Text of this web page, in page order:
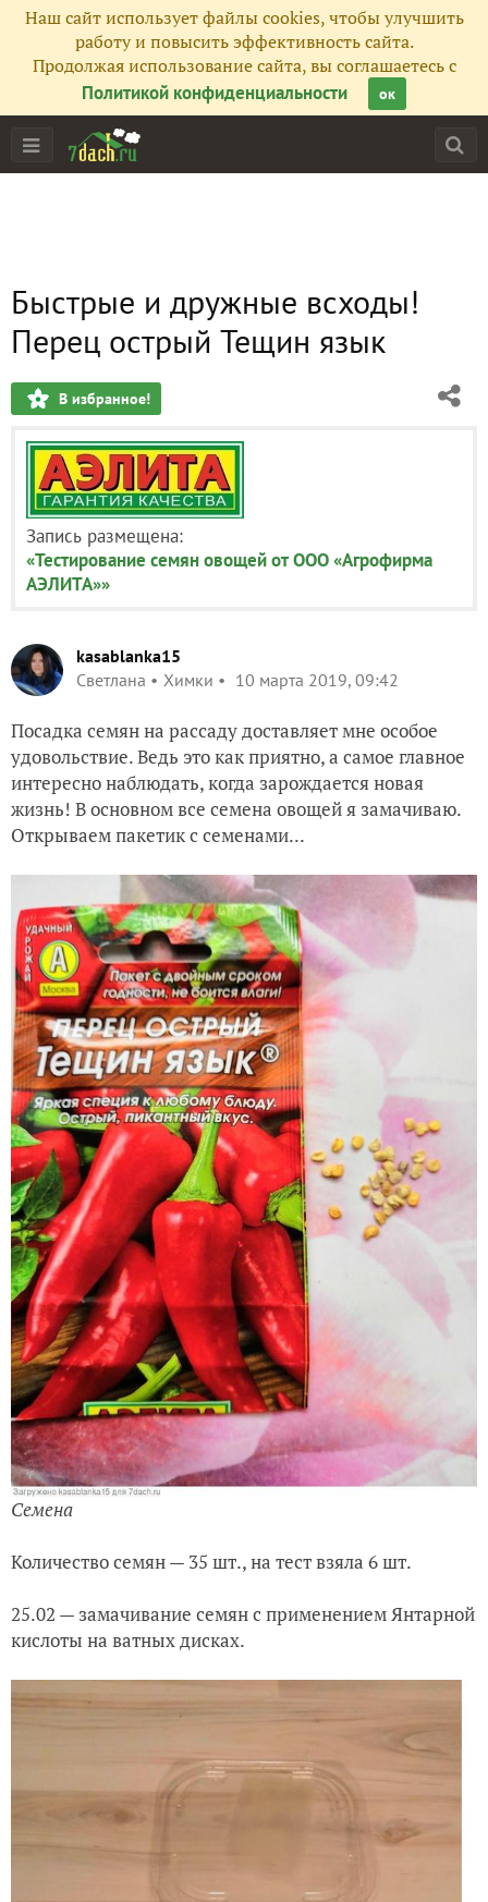
Наш сайт использует файлы cookies, чтобы улучшить
работу и повысить эффективность сайта.
Продолжая использование сайта, вы соглашаетесь с
Политикой конфиденциальности
ок
Быстрые и дружные всходы!
Перец острый Тещин язык
В избранное!
Запись размещена:
«Тестирование семян овощей от ООО «Агрофирма
АЭЛИТА»»
kasablanka15
Светлана
Химки 10 марта 2019, 09:42
Посадка семян на рассаду доставляет мне особое
удовольствие. Ведь это как приятно, а самое главное
интересно наблюдать, когда зарождается новая
жизнь! В основном все семена овощей я замачиваю.
Открываем пакетик с семенами...
Семена
Количество семян — 35 шт., на тест взяла 6 шт.
25.02 — замачивание семян с применением Янтарной
кислоты на ватных дисках.